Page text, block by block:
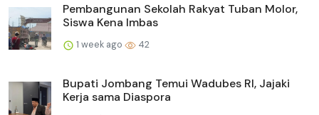
Pembangunan Sekolah Rakyat Tuban Molor,
Siswa Kena Imbas
1 week ago 42
Bupati Jombang Temui Wadubes RI, Jajaki
Kerja sama Diaspora